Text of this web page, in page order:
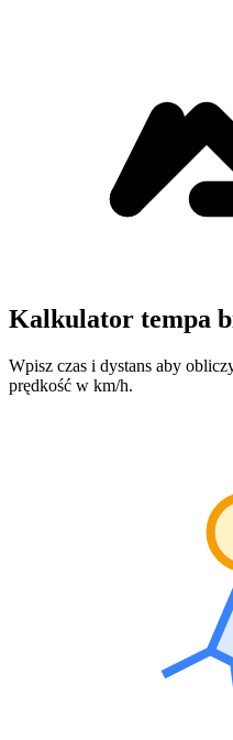
Kalkulator tempa
Wpisz czas i dystans aby
prędkość w km/h.